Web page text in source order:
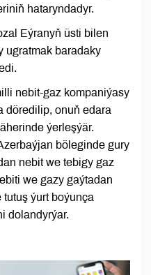
hataryndadyr.
Eýranyň üsti bilen
ugratmak baradaky
nebit-gaz kompaniýasy
döredilip, onuň edara
ýerleşýär.
böleginde gury
nebit we tebigy gaz
we gazy gaýtadan
ýurt boýunça
dolandyrýar.